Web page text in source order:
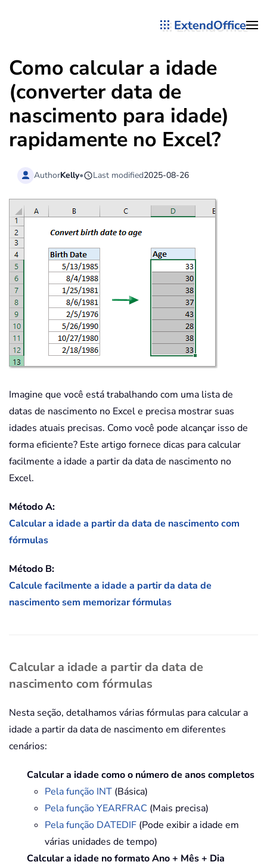
ExtendOffice
Como calcular a idade
(converter data de
nascimento para idade)
rapidamente no Excel?
AuthorKelly• Last modified2025-08-26
Imagine que você está trabalhando com uma lista de
datas de nascimento no Excel e precisa mostrar suas
idades atuais precisas. Como você pode alcançar isso de
forma eficiente? Este artigo fornece dicas para calcular
facilmente a idade a partir da data de nascimento no
Excel.
Método A:
Calcular a idade a partir da data de nascimento com
fórmulas
Método B:
Calcule facilmente a idade a partir da data de
nascimento sem memorizar fórmulas
Calcular a idade a partir da data de
nascimento com fórmulas
Nesta seção, detalhamos várias fórmulas para calcular a
idade a partir da data de nascimento em diferentes
cenários:
Calcular a idade como o número de anos completos
Pela função INT (Básica)
Pela função YEARFRAC (Mais precisa)
Pela função DATEDIF (Pode exibir a idade em
várias unidades de tempo)
Calcular a idade no formato Ano + Mês + Dia